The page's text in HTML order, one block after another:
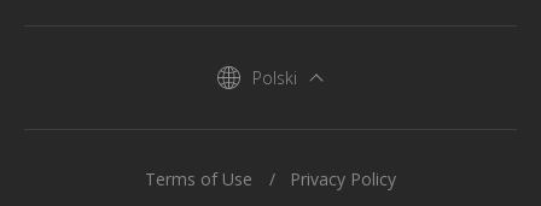
Polski
Terms of Use Privacy Policy